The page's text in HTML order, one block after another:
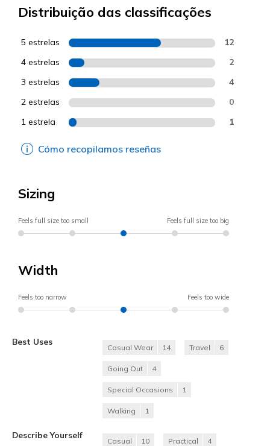
Distribuição das classificações
5 estrelas 12
4 estrelas 2
3 estrelas 4
2 estrelas 0
1 estrela 1
Cómo recopilamos reseñas
Sizing
Feels full size too small Feels full size too big
Width
Feels too narrow Feels too wide
Best Uses
Casual Wear 14 Travel 6
Going Out 4
Special Occasions 1
Walking 1
Describe Yourself
Casual 10 Practical 4